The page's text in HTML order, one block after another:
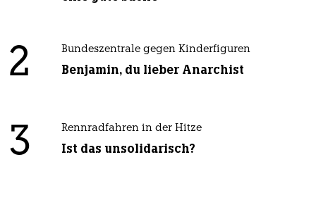
2 Bundeszentrale gegen Kinderfiguren
Benjamin, du lieber Anarchist
3 Rennradfahren in der Hitze
Ist das unsolidarisch?